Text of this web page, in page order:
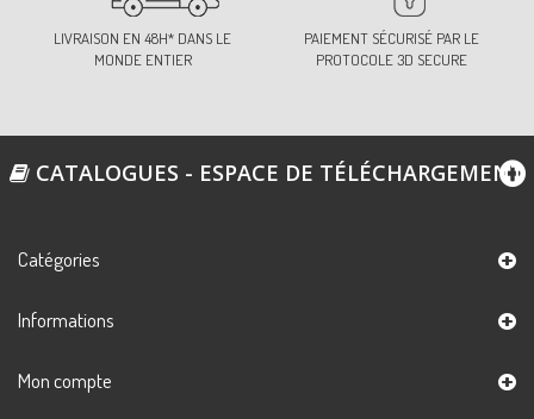
LIVRAISON EN 48H* DANS LE
MONDE ENTIER
PAIEMENT SÉCURISÉ PAR LE
PROTOCOLE 3D SECURE
CATALOGUES - ESPACE DE TÉLÉCHARGEMENT
Catégories
Informations
Mon compte